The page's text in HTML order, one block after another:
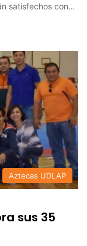
satisfechos con…
Aztecas UDLAP
sus 35